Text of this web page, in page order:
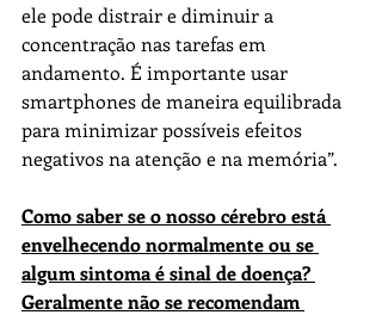
ele pode distrair e diminuir a
concentração nas tarefas em
andamento. É importante usar
smartphones de maneira equilibrada
para minimizar possíveis efeitos
negativos na atenção e na memória”.
Como saber se o nosso cérebro está
envelhecendo normalmente ou se
algum sintoma é sinal de doença?
Geralmente não se recomendam